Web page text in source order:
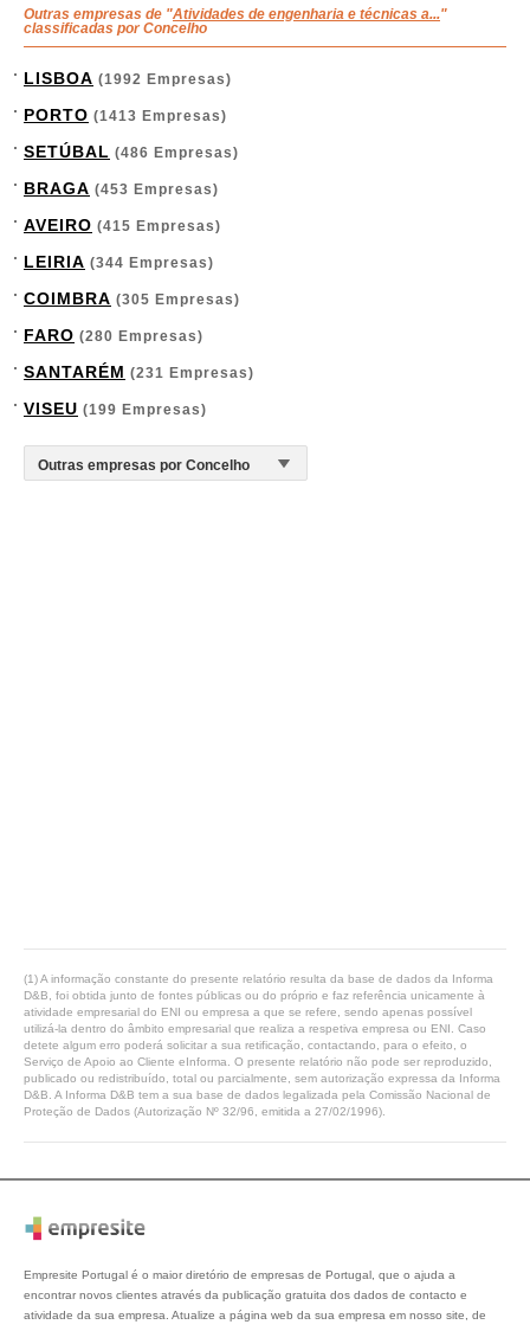
Outras empresas de "Atividades de engenharia e técnicas a..."
classificadas por Concelho
LISBOA (1992 Empresas)
PORTO (1413 Empresas)
SETÚBAL (486 Empresas)
BRAGA (453 Empresas)
AVEIRO (415 Empresas)
LEIRIA (344 Empresas)
COIMBRA (305 Empresas)
FARO (280 Empresas)
SANTARÉM (231 Empresas)
VISEU (199 Empresas)
(1) A informação constante do presente relatório resulta da base de dados da Informa
D&B, foi obtida junto de fontes públicas ou do próprio e faz referência unicamente à
atividade empresarial do ENI ou empresa a que se refere, sendo apenas possível
utilizá-la dentro do âmbito empresarial que realiza a respetiva empresa ou ENI. Caso
detete algum erro poderá solicitar a sua retificação, contactando, para o efeito, o
Serviço de Apoio ao Cliente eInforma. O presente relatório não pode ser reproduzido,
publicado ou redistribuído, total ou parcialmente, sem autorização expressa da Informa
D&B. A Informa D&B tem a sua base de dados legalizada pela Comissão Nacional de
Proteção de Dados (Autorização Nº 32/96, emitida a 27/02/1996).
Empresite Portugal é o maior diretório de empresas de Portugal, que o ajuda a
encontrar novos clientes através da publicação gratuita dos dados de contacto e
atividade da sua empresa. Atualize a página web da sua empresa em nosso site, de